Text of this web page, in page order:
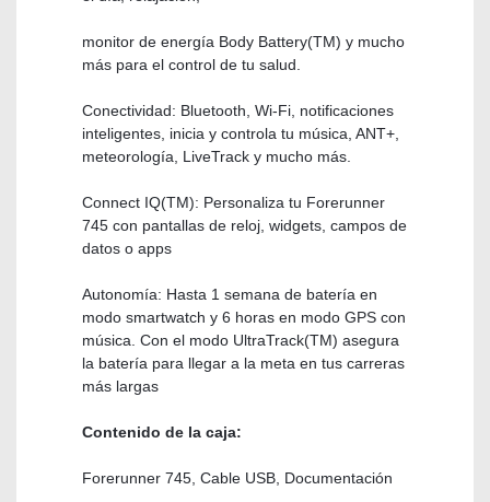
monitor de energía Body Battery(TM) y mucho
más para el control de tu salud.
Conectividad: Bluetooth, Wi-Fi, notificaciones
inteligentes, inicia y controla tu música, ANT+,
meteorología, LiveTrack y mucho más.
Connect IQ(TM): Personaliza tu Forerunner
745 con pantallas de reloj, widgets, campos de
datos o apps
Autonomía: Hasta 1 semana de batería en
modo smartwatch y 6 horas en modo GPS con
música. Con el modo UltraTrack(TM) asegura
la batería para llegar a la meta en tus carreras
más largas
Contenido de la caja:
Forerunner 745, Cable USB, Documentación